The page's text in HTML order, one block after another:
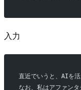
入力
直近でいうと、AIを
なお、私はアファン